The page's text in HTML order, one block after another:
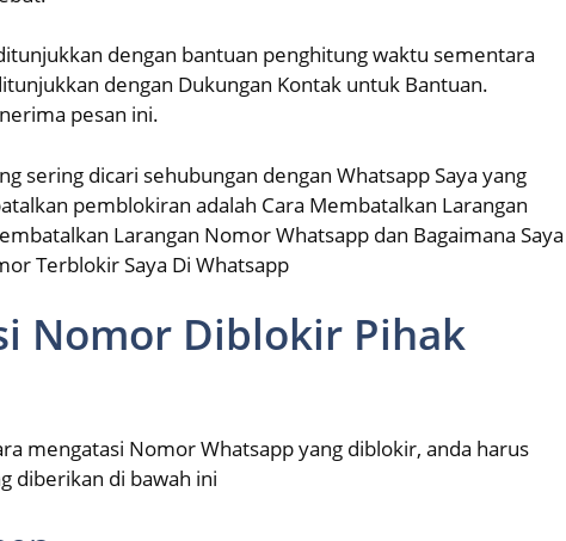
dengan bantuan penghitung waktu sementara
dengan Dukungan Kontak untuk Bantuan.
pesan ini.
sering dicari sehubungan dengan Whatsapp Saya yang
pemblokiran adalah Cara Membatalkan Larangan
Larangan Nomor Whatsapp dan Bagaimana Saya
Terblokir Saya Di Whatsapp
Nomor Diblokir Pihak
mengatasi Nomor Whatsapp yang diblokir, anda harus
diberikan di bawah ini